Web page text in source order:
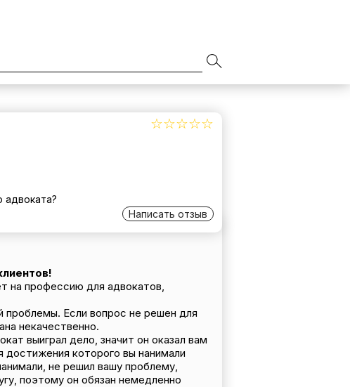
☆☆☆☆☆
★★★★★
Написать отзыв
на профессию для адвокатов,
проблемы. Если вопрос не решен для
некачественно.
выиграл дело, значит он оказал вам
которого вы нанимали
не решил вашу проблему,
поэтому он обязан немедленно